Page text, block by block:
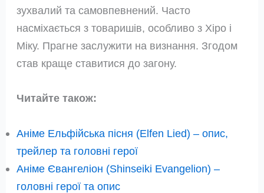
зухвалий та самовпевнений. Часто
насміхається з товаришів, особливо з Хіро і
Міку. Прагне заслужити на визнання. Згодом
став краще ставитися до загону.
Читайте також:
Аніме Ельфійська пісня (Elfen Lied) – опис,
трейлер та головні герої
Аніме Євангеліон (Shinseiki Evangelion) –
головні герої та опис